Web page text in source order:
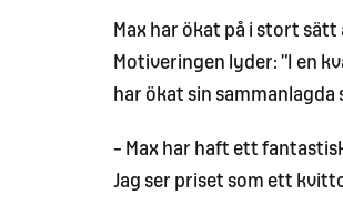
Max har ökat på i stort
Motiveringen lyder: ”I en
har ökat sin sammanlagda
– Max har haft ett
Jag ser priset som ett